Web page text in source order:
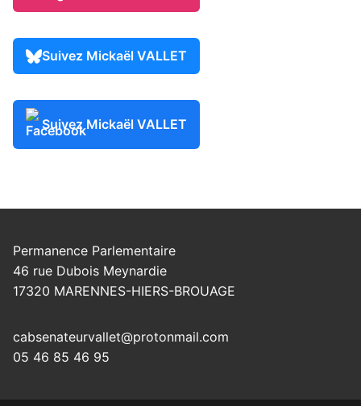
Suivez Mickaël VALLET
Suivez Mickaël VALLET
Permanence Parlementaire
46 rue Dubois Meynardie
17320 MARENNES-HIERS-BROUAGE
cabsenateurvallet@protonmail.com
05 46 85 46 95